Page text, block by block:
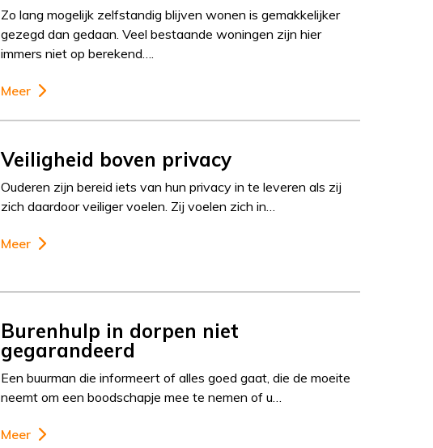
Zo lang mogelijk zelfstandig blijven wonen is gemakkelijker
gezegd dan gedaan. Veel bestaande woningen zijn hier
immers niet op berekend….
Meer
Veiligheid boven privacy
Ouderen zijn bereid iets van hun privacy in te leveren als zij
zich daardoor veiliger voelen. Zij voelen zich in…
Meer
Burenhulp in dorpen niet
gegarandeerd
Een buurman die informeert of alles goed gaat, die de moeite
neemt om een boodschapje mee te nemen of u…
Meer